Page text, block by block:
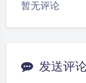
暂无评论
发送评论